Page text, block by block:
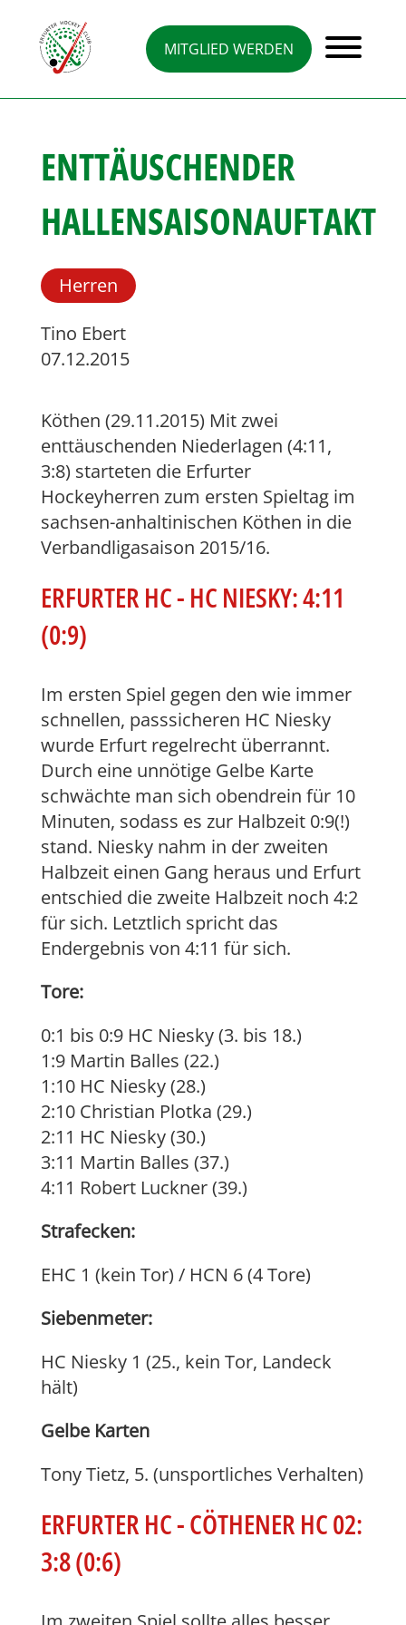
MITGLIED WERDEN
ENTTÄUSCHENDER
HALLENSAISONAUFTAKT
Herren
Tino Ebert
07.12.2015
Köthen (29.11.2015) Mit zwei
enttäuschenden Niederlagen (4:11,
3:8) starteten die Erfurter
Hockeyherren zum ersten Spieltag im
sachsen-anhaltinischen Köthen in die
Verbandligasaison 2015/16.
ERFURTER HC - HC NIESKY: 4:11
(0:9)
Im ersten Spiel gegen den wie immer
schnellen, passsicheren HC Niesky
wurde Erfurt regelrecht überrannt.
Durch eine unnötige Gelbe Karte
schwächte man sich obendrein für 10
Minuten, sodass es zur Halbzeit 0:9(!)
stand. Niesky nahm in der zweiten
Halbzeit einen Gang heraus und Erfurt
entschied die zweite Halbzeit noch 4:2
für sich. Letztlich spricht das
Endergebnis von 4:11 für sich.
Tore:
0:1 bis 0:9 HC Niesky (3. bis 18.)
1:9 Martin Balles (22.)
1:10 HC Niesky (28.)
2:10 Christian Plotka (29.)
2:11 HC Niesky (30.)
3:11 Martin Balles (37.)
4:11 Robert Luckner (39.)
Strafecken:
EHC 1 (kein Tor) / HCN 6 (4 Tore)
Siebenmeter:
HC Niesky 1 (25., kein Tor, Landeck
hält)
Gelbe Karten
Tony Tietz, 5. (unsportliches Verhalten)
ERFURTER HC - CÖTHENER HC 02:
3:8 (0:6)